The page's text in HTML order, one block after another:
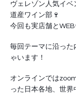
ヴェレゾン人気イ
道産ワイン部🍷
今回も実店舗と
毎回テーマに沿った
ゃいます！
オンラインでは
った日本各地、世